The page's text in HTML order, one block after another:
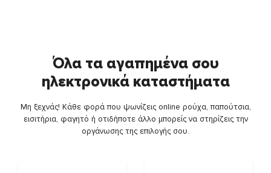
Όλα τα αγαπημένα σου
ηλεκτρονικά καταστήματα
Μη ξεχνάς! Κάθε φορά που ψωνίζεις online ρούχα, παπούτσια,
εισιτήρια, φαγητό ή οτιδήποτε άλλο μπορείς να στηρίζεις την
οργάνωσης της επιλογής σου.